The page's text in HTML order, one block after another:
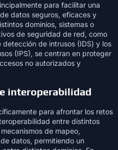
para facilitar una
datos seguros, eficaces y
dominios, sistemas o
de seguridad de red, como
de intrusos (IDS) y los
(IPS), se centran en proteger
no autorizados y
interoperabilidad
para afrontar los retos
entre distintos
de mapeo,
datos, permitiendo un